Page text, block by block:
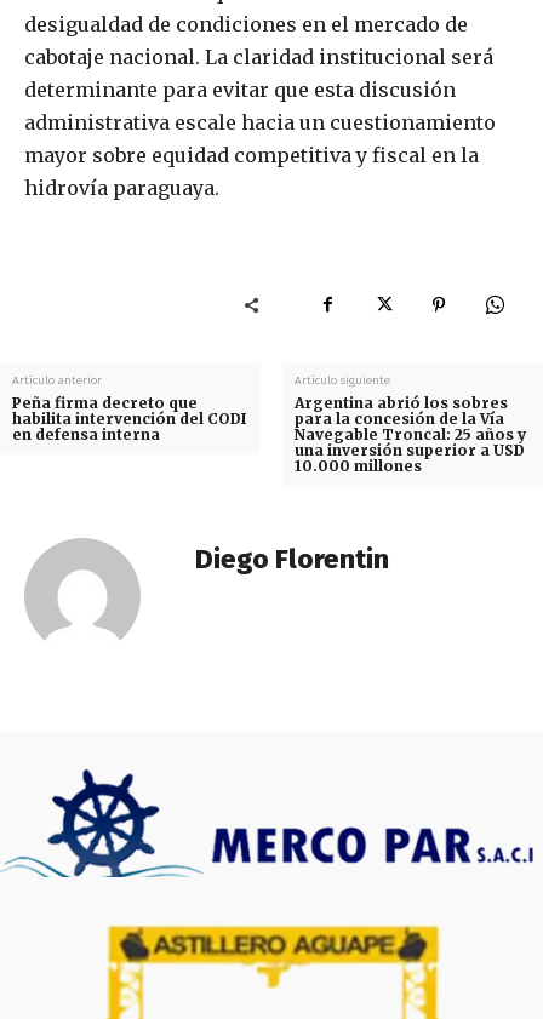
desigualdad de condiciones en el mercado de
cabotaje nacional. La claridad institucional será
determinante para evitar que esta discusión
administrativa escale hacia un cuestionamiento
mayor sobre equidad competitiva y fiscal en la
hidrovía paraguaya.
Artículo anterior
Peña firma decreto que
habilita intervención del CODI
en defensa interna
Artículo siguiente
Argentina abrió los sobres
para la concesión de la Vía
Navegable Troncal: 25 años y
una inversión superior a USD
10.000 millones
Diego Florentin